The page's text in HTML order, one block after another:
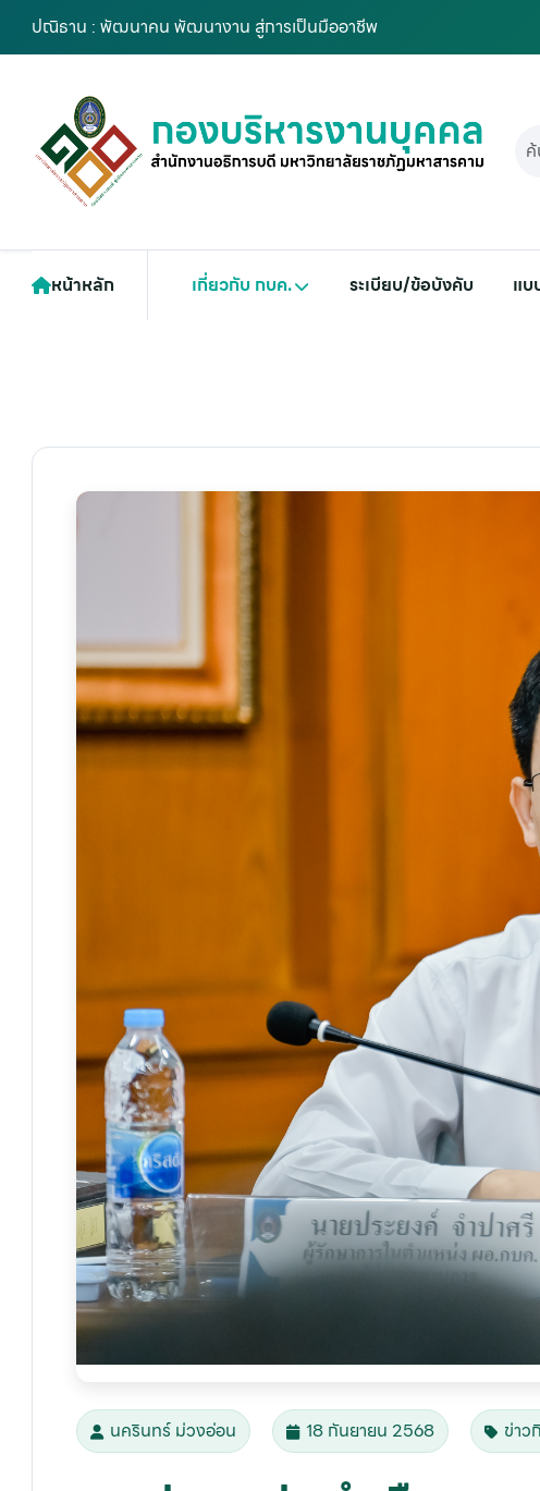
ปณิธาน : พัฒนาคน พัฒนางาน สู่การเป็นมืออาชีพ
หน้าหลัก เกี่ยวกับ กบค. ระเบียบ/ข้อบังคับ แบ
นครินทร์ ม่วงอ่อน 18 กันยายน 2568 ข่าว